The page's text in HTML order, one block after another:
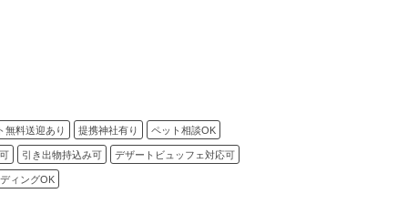
無料送迎あり 提携神社有り ペット相談OK
引き出物持込み可 デザートビュッフェ対応可
ィングOK